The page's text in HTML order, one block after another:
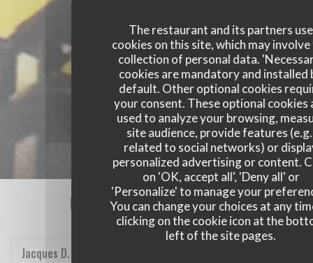
The restaurant and its partners use
cookies on this site, which may
collection of personal data.
cookies are mandatory and installed
default. Other optional cookies
your consent. These optional cookies
used to analyze your browsing,
site audience, provide features
related to social networks) or
personalized advertising or content.
on 'OK, accept all', 'Deny all' or
'Personalize' to manage your
You can change your choices at any
clicking on the cookie icon at the
left of the site pages.
Our customer ratings
Jacques D